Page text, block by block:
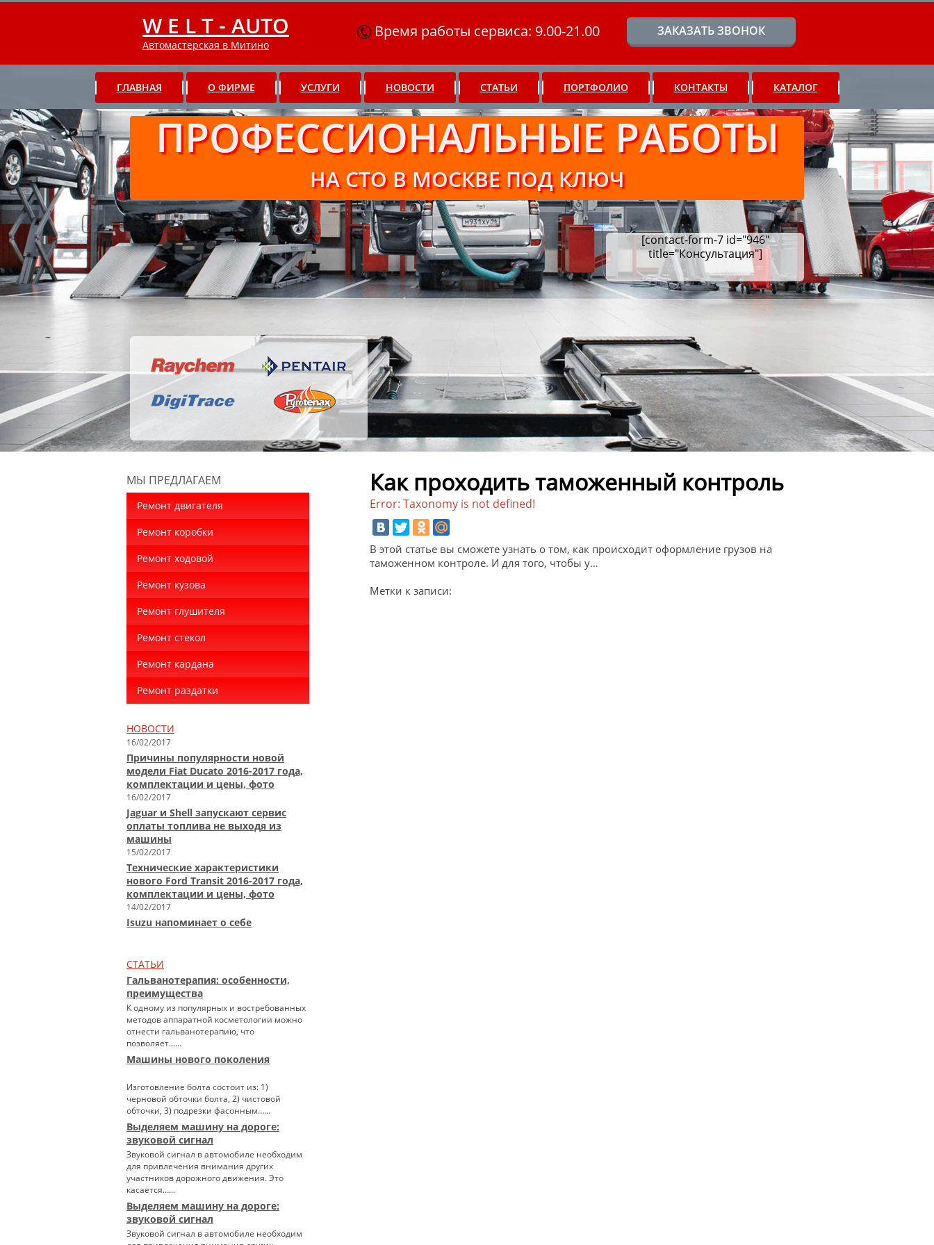
W E L T - AUTO
Автомастерская в Митино
Время работы сервиса: 9.00-21.00 ЗАКАЗАТЬ ЗВОНОК
ГЛАВНАЯ О ФИРМЕ УСЛУГИ НОВОСТИ СТАТЬИ ПОРТФОЛИО КОНТАКТЫ КАТАЛОГ
ПРОФЕССИОНАЛЬНЫЕ РАБОТЫ
НА СТО В МОСКВЕ ПОД КЛЮЧ
[contact-form-7 id="946"
title="Консультация"]
МЫ ПРЕДЛАГАЕМ
Ремонт двигателя
Ремонт коробки
Ремонт ходовой
Ремонт кузова
Ремонт глушителя
Ремонт стекол
Ремонт кардана
Ремонт раздатки
НОВОСТИ
16/02/2017
Причины популярности новой
модели Fiat Ducato 2016-2017 года,
комплектации и цены, фото
16/02/2017
Jaguar и Shell запускают сервис
оплаты топлива не выходя из
машины
15/02/2017
Технические характеристики
нового Ford Transit 2016-2017 года,
комплектации и цены, фото
14/02/2017
Isuzu напоминает о себе
СТАТЬИ
Гальванотерапия: особенности,
преимущества
К одному из популярных и востребованных
методов аппаратной косметологии можно
отнести гальванотерапию, что
позволяет…...
Машины нового поколения
Изготовление болта состоит из: 1)
черновой обточки болта, 2) чистовой
обточки, 3) подрезки фасонным…...
Выделяем машину на дороге:
звуковой сигнал
Звуковой сигнал в автомобиле необходим
для привлечения внимания других
участников дорожного движения. Это
касается…...
Выделяем машину на дороге:
звуковой сигнал
Звуковой сигнал в автомобиле необходим
Как проходить таможенный контроль
Error: Taxonomy is not defined!
В этой статье вы сможете узнать о том, как происходит оформление грузов на
таможенном контроле. И для того, чтобы у…
Метки к записи: